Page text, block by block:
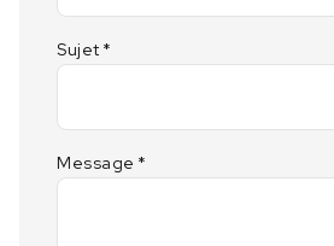
Sujet *
Message *